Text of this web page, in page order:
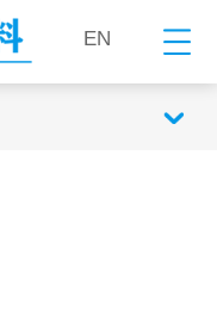
EN